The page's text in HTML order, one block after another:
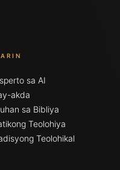
sa AI
akda
sa Bibliya
Teolohiya
Teolohikal